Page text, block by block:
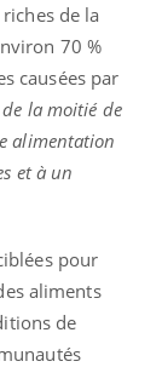
de la
70 %
causées par
la moitié de
alimentation
et à un
pour
aliments
de